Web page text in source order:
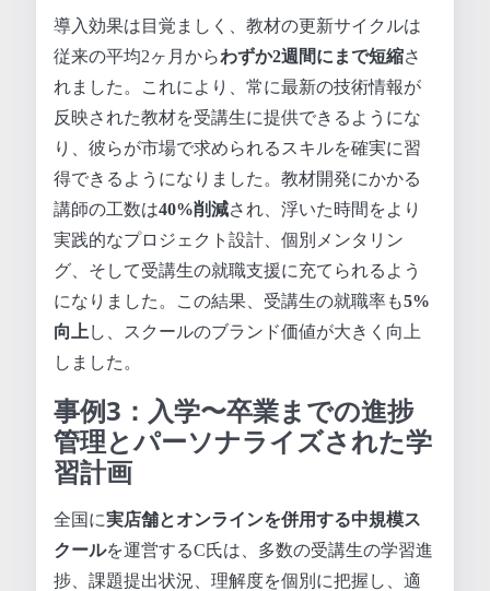
導入効果は目覚ましく、教材の更新サイクルは
従来の平均2ヶ月からわずか2週間にまで短縮さ
れました。これにより、常に最新の技術情報が
反映された教材を受講生に提供できるようにな
り、彼らが市場で求められるスキルを確実に習
得できるようになりました。教材開発にかかる
講師の工数は40%削減され、浮いた時間をより
実践的なプロジェクト設計、個別メンタリン
グ、そして受講生の就職支援に充てられるよう
になりました。この結果、受講生の就職率も5%
向上 し、スクールのブランド価値が大きく向上
しました。
事例3：入学〜卒業までの進捗
管理とパーソナライズされた学
習計画
全国に実店舗とオンラインを併用する中規模ス
クールを運営するC氏は、多数の受講生の学習進
捗、課題提出状況、理解度を個別に把握し、適